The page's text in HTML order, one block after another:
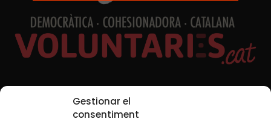
Gestionar el
consentiment
Redes sociales